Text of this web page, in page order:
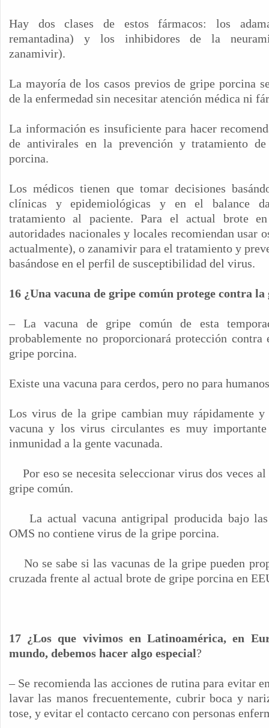
Hay dos clases de estos fármacos: los
remantadina) y los inhibidores de la
zanamivir).
La mayoría de los casos previos de gripe porcina
de la enfermedad sin necesitar atención médica ni
La información es insuficiente para hacer
de antivirales en la prevención y tratamiento
porcina.
Los médicos tienen que tomar decisiones
clínicas y epidemiológicas y en el balance
tratamiento al paciente. Para el actual brote
autoridades nacionales y locales recomiendan usar
actualmente), o zanamivir para el tratamiento y
basándose en el perfil de susceptibilidad del virus.
16 ¿Una vacuna de gripe común protege contra
– La vacuna de gripe común de esta
probablemente no proporcionará protección
gripe porcina.
Existe una vacuna para cerdos, pero no para
Los virus de la gripe cambian muy rápidamente
vacuna y los virus circulantes es muy importante
inmunidad a la gente vacunada.
Por eso se necesita seleccionar virus dos veces
gripe común.
La actual vacuna antigripal producida bajo
OMS no contiene virus de la gripe porcina.
No se sabe si las vacunas de la gripe pueden
cruzada frente al actual brote de gripe porcina en
17 ¿Los que vivimos en Latinoamérica, en
mundo, debemos hacer algo especial?
– Se recomienda las acciones de rutina para evitar
lavar las manos frecuentemente, cubrir boca y
tose, y evitar el contacto cercano con personas